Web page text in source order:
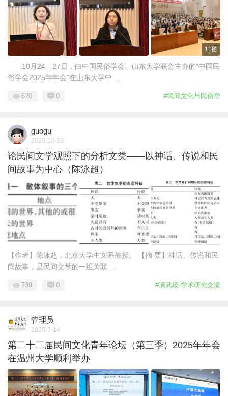
11图
10月24—27日，由中国民俗学会、山东大学联合主办的“中国民
俗学会2025年年会”在山东大学中 ...
#民间文化与民俗学
620 0
guogu
2025-10-23
论民间文学观照下的分析文类——以神话、传说和民
间故事为中心（陈泳超）
【作者】陈泳超，北京大学中文系教授。 【摘 要】神话、传说和民
间故事，是民间文学的一组关联 ...
#演武场·学术研究交流
739 0
管理员
2025-7-14
第二十二届民间文化青年论坛（第三季）2025年年会
在温州大学顺利举办